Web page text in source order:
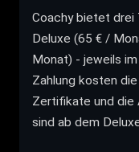
Coachy bietet drei
Deluxe (65 € /
Monat) - jeweils
Zahlung kosten
Zertifikate und die
sind ab dem